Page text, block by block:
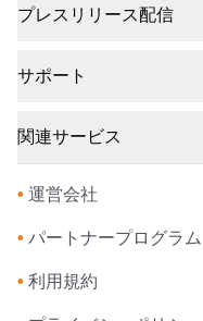
プレスリリース配信
サポート
関連サービス
• 運営会社
• パートナープログラム
• 利用規約